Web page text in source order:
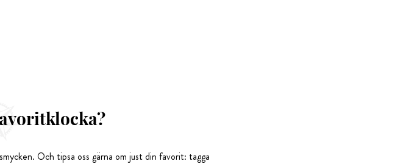
Och tipsa oss gärna om just din favorit: tagga